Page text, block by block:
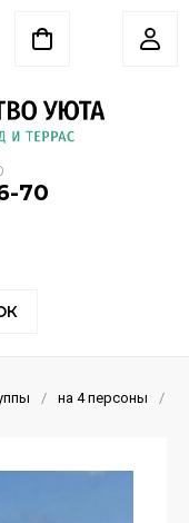
70
/ на 4 персоны /